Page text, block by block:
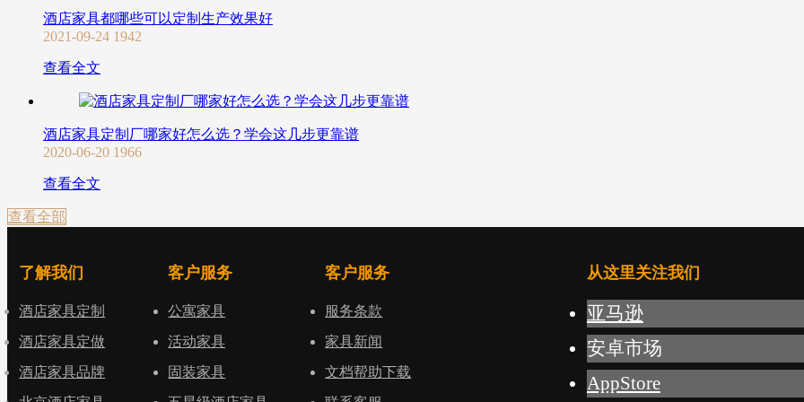
酒店家具都哪些可以定制生产效果好
2021-09-24 1942
查看全文
酒店家具定制厂哪家好怎么选？学会这几步更靠谱
2020-06-20 1966
查看全文
查看全部
了解我们
酒店家具定制
酒店家具定做
酒店家具品牌
客户服务
公寓家具
活动家具
固装家具
客户服务
服务条款
家具新闻
文档帮助下载
从这里关注我们
亚马逊
安卓市场
AppStore